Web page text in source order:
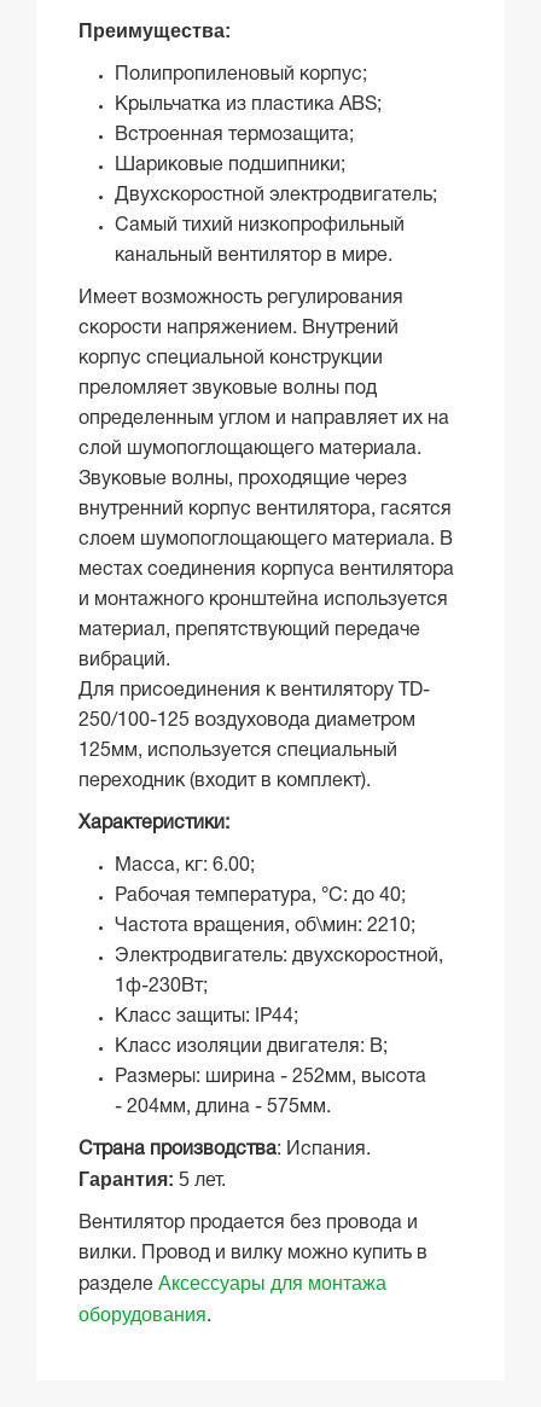
Преимущества:
Полипропиленовый корпус;
Крыльчатка из пластика ABS;
Встроенная термозащита;
Шариковые подшипники;
Двухскоростной электродвигатель;
Самый тихий низкопрофильный
канальный вентилятор в мире.
Имеет возможность регулирования
скорости напряжением. Внутрений
корпус специальной конструкции
преломляет звуковые волны под
определенным углом и направляет их на
слой шумопоглощающего материала.
Звуковые волны, проходящие через
внутренний корпус вентилятора, гасятся
слоем шумопоглощающего материала. В
местах соединения корпуса вентилятора
и монтажного кронштейна используется
материал, препятствующий передаче
вибраций.
Для присоединения к вентилятору TD-
250/100-125 воздуховода диаметром
125мм, используется специальный
переходник (входит в комплект).
Характеристики:
Масса, кг: 6.00;
Рабочая температура, °С: до 40;
Частота вращения, об\мин: 2210;
Электродвигатель: двухскоростной,
1ф-230Вт;
Класс защиты: IP44;
Класс изоляции двигателя: В;
Размеры: ширина - 252мм, высота
- 204мм, длина - 575мм.
Страна производства: Испания.
Гарантия: 5 лет.
Вентилятор продается без провода и
вилки. Провод и вилку можно купить в
разделе Аксессуары для монтажа
оборудования.